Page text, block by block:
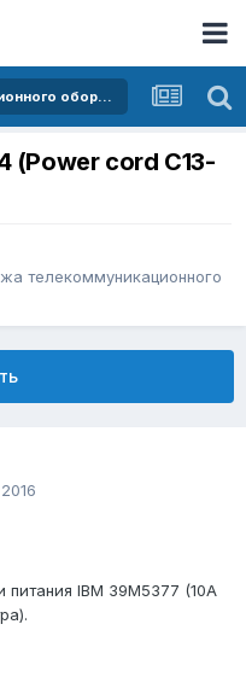
Покупка и продажа телекоммуникационного оборудования
(Power cord C13-
телекоммуникационного
IBM 39M5377 (10A